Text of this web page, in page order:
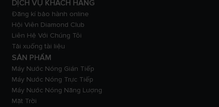
DỊCH VỤ KHÁCH HÀNG
Đăng kí bảo hành online
Hội Viên Diamond Club
Liên Hệ Với Chúng Tôi
Tải xuống tài liệu
SẢN PHẨM
Máy Nước Nóng Gián Tiếp
Máy Nước Nóng Trực Tiếp
Máy Nước Nóng Năng Lượng
Mặt Trời